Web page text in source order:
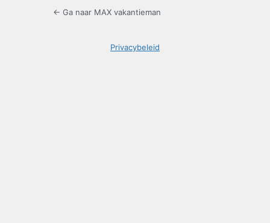
← Ga naar MAX vakantieman
Privacybeleid